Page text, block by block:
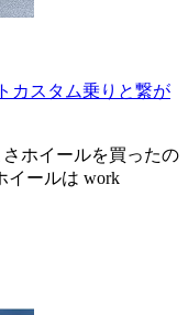
カスタム乗りと繋が
ホイールを買ったの
イールは work